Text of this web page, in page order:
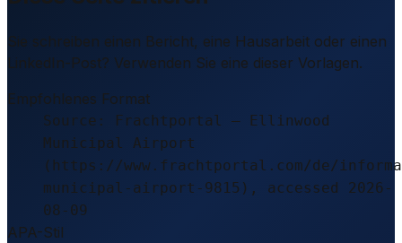
Sie schreiben einen Bericht, eine Hausarbeit oder einen
LinkedIn-Post? Verwenden Sie eine dieser Vorlagen.
Empfohlenes Format
Source: Frachtportal – Ellinwood
Municipal Airport
(https://www.frachtportal.com/de/
municipal-airport-9815), accessed 2026-
08-09
APA-Stil